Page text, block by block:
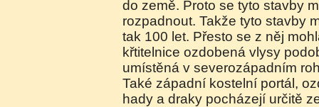
do země. Proto se tyto stavby
rozpadnout. Takže tyto stavby
tak 100 let. Přesto se z něj
křtitelnice ozdobená vlysy
umístěná v severozápadním
Také západní kostelní portál,
hady a draky pocházejí určitě